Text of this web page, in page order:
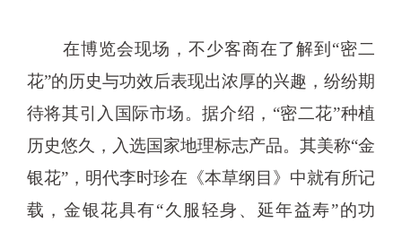
在博览会现场，不少客商在了解到“密二
花”的历史与功效后表现出浓厚的兴趣，纷纷期
待将其引入国际市场。据介绍，“密二花”种植
历史悠久，入选国家地理标志产品。其美称“金
银花”，明代李时珍在《本草纲目》中就有所记
载，金银花具有“久服轻身、延年益寿”的功